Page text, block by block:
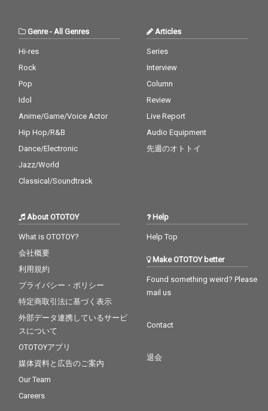
Genre- All Genres
Hi-res
Rock
Pop
Idol
Anime/Game/Voice Actor
Hip Hop/R&B
Dance/Electronic
Jazz/World
Classical/Soundtrack
Articles
Series
Interview
Column
Review
Live Report
Audio Equipment
先週のオトトイ
About OTOTOY
What is OTOTOY?
会社概要
利用規約
プライバシー・ポリシー
特定商取引法に基づく表示
外部データ連携しているサービ
スについて
OTOTOYアプリ
媒体資料と広告のご案内
Our Team
Careers
Help
Help Top
Make OTOTOY better
Found something weird? Please
mail us
Contact
退会